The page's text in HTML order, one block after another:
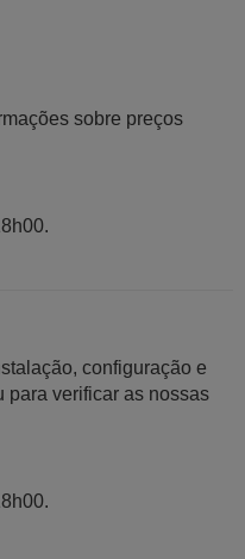
sobre preços
configuração e
para verificar as nossas